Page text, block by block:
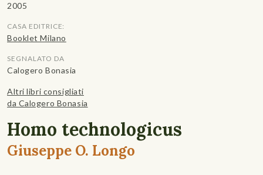
2005
CASA EDITRICE:
Booklet Milano
SEGNALATO DA
Calogero Bonasia
Altri libri consigliati
da Calogero Bonasia
Homo technologicus
Giuseppe O. Longo